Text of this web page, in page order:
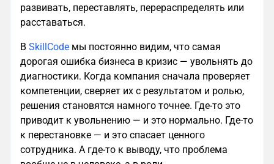
развивать, переставлять, перераспределять или
расставаться.
В SkillCode мы постоянно видим, что самая
дорогая ошибка бизнеса в кризис — увольнять до
диагностики. Когда компания сначала проверяет
компетенции, сверяет их с результатом и ролью,
решения становятся намного точнее. Где-то это
приводит к увольнению — и это нормально. Где-то
к перестановке — и это спасает ценного
сотрудника. А где-то к выводу, что проблема